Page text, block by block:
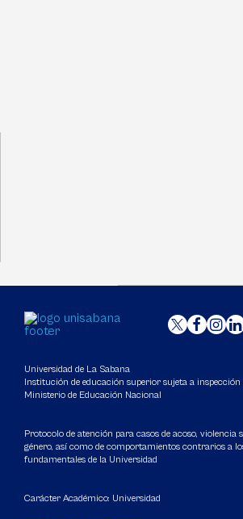
Universidad de La Sabana
Institución de educación superior sujeta a
Ministerio de Educación Nacional
Protocolo de atención para casos de acoso, violencia
género, así como de comportamientos contrarios a
fundamentales de la Universidad
Carácter Académico: Universidad